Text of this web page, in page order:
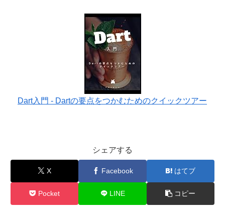
Dart入門 - Dartの要点をつかむためのクイックツアー
シェアする
X Facebook はてブ
Pocket LINE コピー